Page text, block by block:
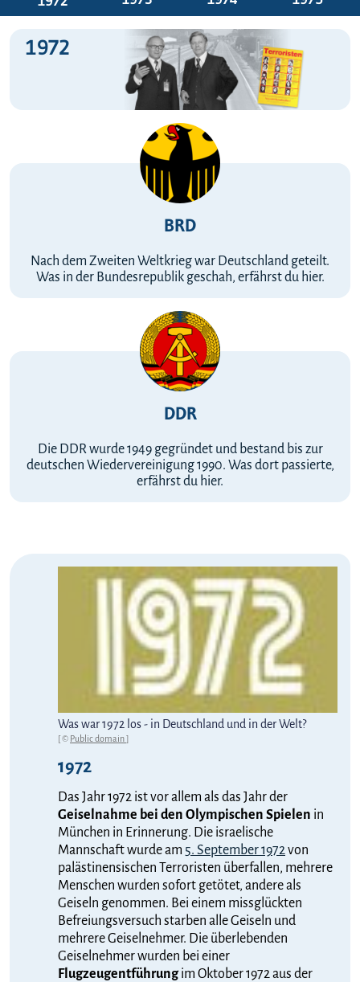
1972
BRD
Nach dem Zweiten Weltkrieg war Deutschland geteilt.
Was in der Bundesrepublik geschah, erfährst du hier.
DDR
Die DDR wurde 1949 gegründet und bestand bis zur
deutschen Wiedervereinigung 1990. Was dort passierte,
erfährst du hier.
Was war 1972 los - in Deutschland und in der Welt?
[ © Public domain]
1972
Das Jahr 1972 ist vor allem als das Jahr der
Geiselnahme bei den Olympischen Spielen in
München in Erinnerung. Die israelische
Mannschaft wurde am 5. September 1972von
palästinensischen Terroristen überfallen, mehrere
Menschen wurden sofort getötet, andere als
Geiseln genommen. Bei einem missglückten
Befreiungsversuch starben alle Geiseln und
mehrere Geiselnehmer. Die überlebenden
Geiselnehmer wurden bei einer
Flugzeugentführungim Oktober 1972 aus der